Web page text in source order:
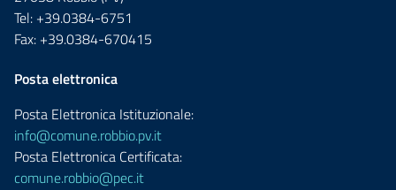
Tel: +39.0384-6751
Fax: +39.0384-670415
Posta elettronica
Posta Elettronica Istituzionale:
info@comune.robbio.pv.it
Posta Elettronica Certificata:
comune.robbio@pec.it